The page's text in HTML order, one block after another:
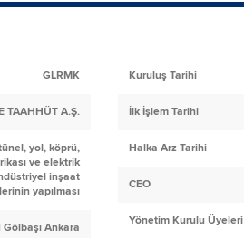
GLRMK
TAAHHÜT A.Ş.
yol, köprü,
ve elektrik
inşaat
yapılması
Ankara
Kuruluş Tarihi
İlk İşlem Tarihi
Halka Arz Tarihi
CEO
Yönetim Kurulu Üyeleri